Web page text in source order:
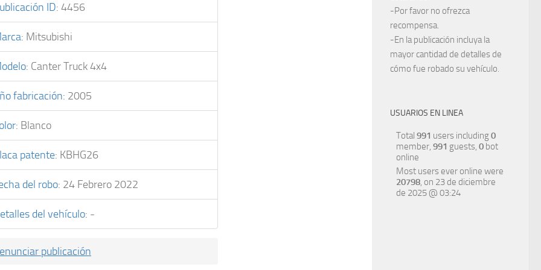
ID: 4456
: Mitsubishi
: Canter Truck 4x4
fabricación: 2005
: Blanco
patente: KBHG26
del robo: 24 Febrero 2022
del vehículo: -
publicación
-Por favor no ofrezca
recompensa.
-En la publicación incluya la
mayor cantidad de detalles de
cómo fue robado su vehículo.
USUARIOS EN LINEA
Total 991 users including0
member, 991 guests, 0 bot
online
Most users ever online were
20798, on 23 de diciembre
de 2025 @ 03:24